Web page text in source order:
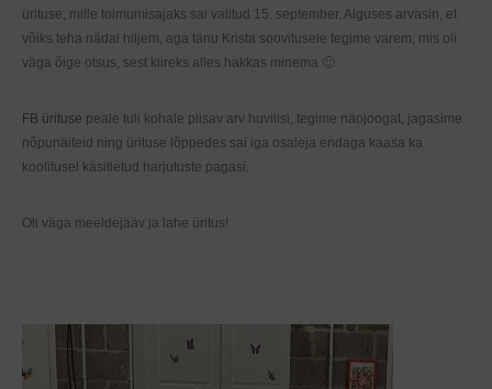
ürituse, mille toimumisajaks sai valitud 15. september. Alguses arvasin, et
võiks teha nädal hiljem, aga tänu Krista soovitusele tegime varem, mis oli
väga õige otsus, sest kiireks alles hakkas minema 🙂
FB ürituse peale tuli kohale piisav arv huvilisi, tegime näojoogat, jagasime
nõpunäiteid ning ürituse lõppedes sai iga osaleja endaga kaasa ka
koolitusel käsitletud harjutuste pagasi.
Oli väga meeldejääv ja lahe üritus!